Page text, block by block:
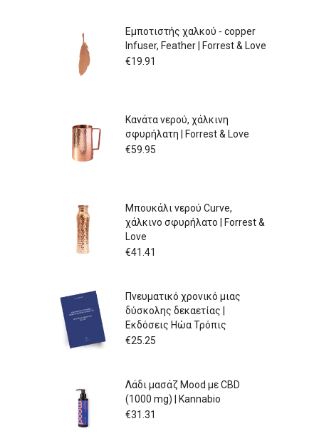
Εμποτιστής χαλκού - copper
Infuser, Feather | Forrest & Love
€19.91
Κανάτα νερού, χάλκινη
σφυρήλατη | Forrest & Love
€59.95
Μπουκάλι νερού Curve,
χάλκινο σφυρήλατο | Forrest &
Love
€41.41
Πνευματικό χρονικό μιας
δύσκολης δεκαετίας |
Εκδόσεις Ηώα Τρόπις
€25.25
Λάδι μασάζ Mood με CBD
(1000 mg) | Kannabio
€31.31